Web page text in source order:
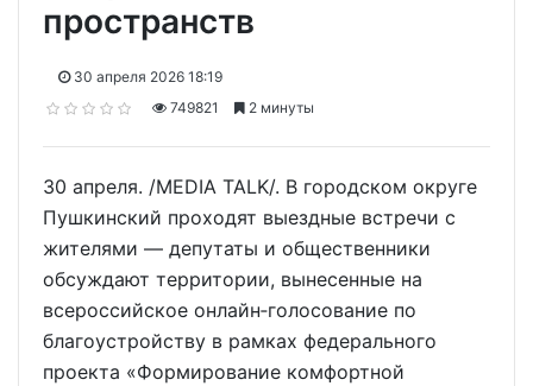
пространств
30 апреля 2026 18:19
749821
2 минуты
30 апреля. /MEDIA TALK/. В городском округе
Пушкинский проходят выездные встречи с
жителями — депутаты и общественники
обсуждают территории, вынесенные на
всероссийское онлайн‑голосование по
благоустройству в рамках федерального
проекта «Формирование комфортной